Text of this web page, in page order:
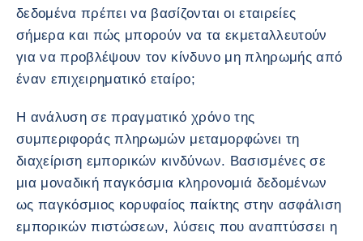
δεδομένα πρέπει να βασίζονται οι εταιρείες
σήμερα και πώς μπορούν να τα εκμεταλλευτούν
για να προβλέψουν τον κίνδυνο μη πληρωμής από
έναν επιχειρηματικό εταίρο;
Η ανάλυση σε πραγματικό χρόνο της
συμπεριφοράς πληρωμών μεταμορφώνει τη
διαχείριση εμπορικών κινδύνων. Βασισμένες σε
μια μοναδική παγκόσμια κληρονομιά δεδομένων
ως παγκόσμιος κορυφαίος παίκτης στην ασφάλιση
εμπορικών πιστώσεων, λύσεις που αναπτύσσει η